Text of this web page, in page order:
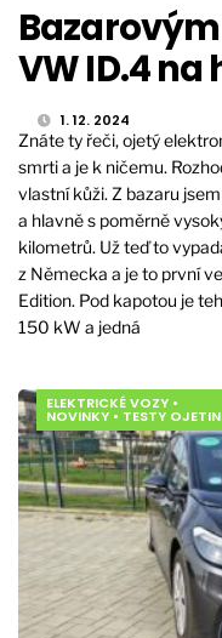
VW ID.4 na
1. 12. 2024
Znáte ty řeči, ojetý
smrti a je k ničemu.
vlastní kůži. Z bazaru
a hlavně s poměrně
kilometrů. Už teď to
z Německa a je to první
Edition. Pod kapotou je
150 kW a jedná
ELEKTRICKÉ VOZY •
NOVINKY • TESTY OJETIN